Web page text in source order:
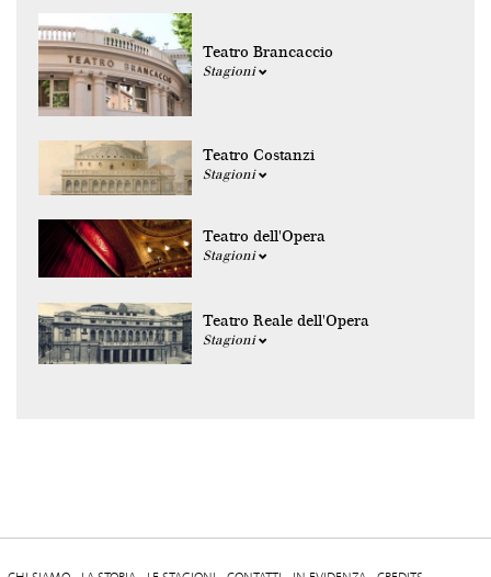
Teatro Brancaccio
Stagioni
Teatro Costanzi
Stagioni
Teatro dell'Opera
Stagioni
Teatro Reale dell'Opera
Stagioni